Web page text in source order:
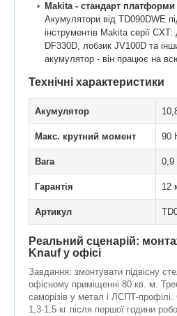
Makita - стандарт платформи
Акумулятори від TD090DWE
інструментів Makita серії
DF330D, лобзик JV100D та
акумулятор - він працює на
Технічні характеристики
Акумулятор
Макс. крутний момент 90
Вага 0,9
Гарантія 12
Артикул
Реальний сценарій:
Knauf у офісі
Завдання: змонтувати підвісну
офісному приміщенні 80 кв. м.
саморізів у метал і ЛСПТ-
1,3-1,5 кг після першої години